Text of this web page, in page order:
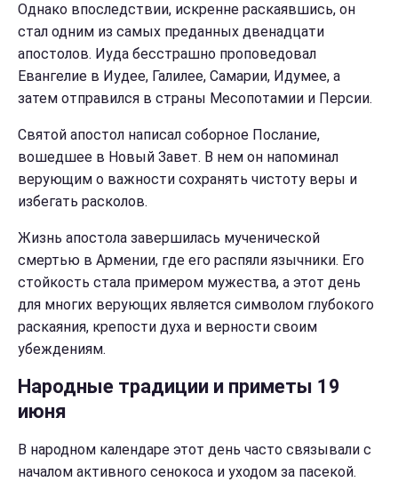
Однако впоследствии, искренне раскаявшись, он
стал одним из самых преданных двенадцати
апостолов. Иуда бесстрашно проповедовал
Евангелие в Иудее, Галилее, Самарии, Идумее, а
затем отправился в страны Месопотамии и Персии.
Святой апостол написал соборное Послание,
вошедшее в Новый Завет. В нем он напоминал
верующим о важности сохранять чистоту веры и
избегать расколов.
Жизнь апостола завершилась мученической
смертью в Армении, где его распяли язычники. Его
стойкость стала примером мужества, а этот день
для многих верующих является символом глубокого
раскаяния, крепости духа и верности своим
убеждениям.
Народные традиции и приметы 19
июня
В народном календаре этот день часто связывали с
началом активного сенокоса и уходом за пасекой.